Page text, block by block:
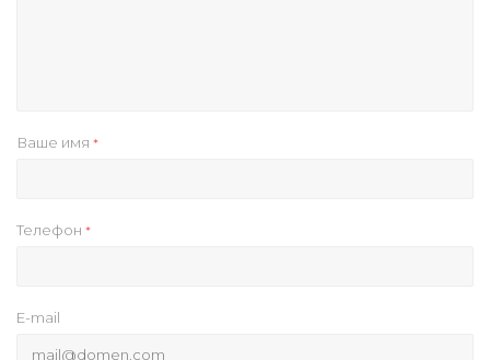
Ваше имя *
Телефон *
E-mail